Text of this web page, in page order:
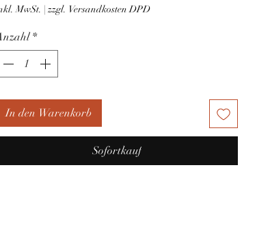
MwSt. | zzgl. Versandkosten DPD
*
In den Warenkorb
Sofortkauf